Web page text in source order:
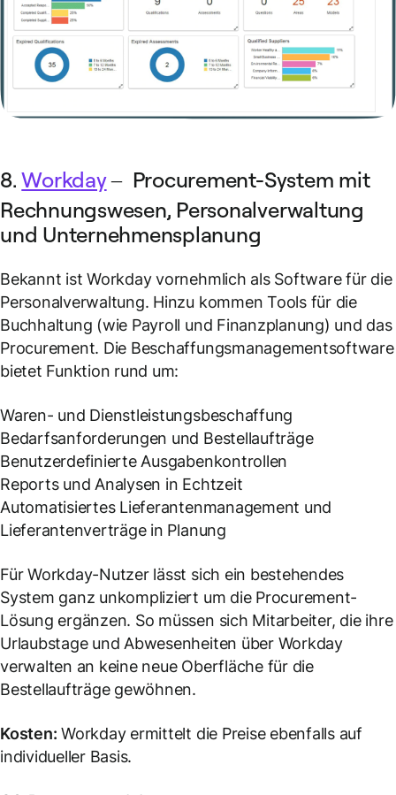
8.Workday– Procurement-System mit
Rechnungswesen, Personalverwaltung
und Unternehmensplanung
Bekannt ist Workday vornehmlich als Software für die
Personalverwaltung. Hinzu kommen Tools für die
Buchhaltung (wie Payroll und Finanzplanung) und das
Procurement. Die Beschaffungsmanagementsoftware
bietet Funktion rund um:
Waren- und Dienstleistungsbeschaffung
Bedarfsanforderungen und Bestellaufträge
Benutzerdefinierte Ausgabenkontrollen
Reports und Analysen in Echtzeit
Automatisiertes Lieferantenmanagement und
Lieferantenverträge in Planung
Für Workday-Nutzer lässt sich ein bestehendes
System ganz unkompliziert um die Procurement-
Lösung ergänzen. So müssen sich Mitarbeiter, die ihre
Urlaubstage und Abwesenheiten über Workday
verwalten an keine neue Oberfläche für die
Bestellaufträge gewöhnen.
Kosten: Workday ermittelt die Preise ebenfalls auf
individueller Basis.